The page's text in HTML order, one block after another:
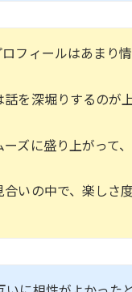
フィールはあまり
話を深堀りするのが
ズに盛り上がって、
いの中で、楽しさ